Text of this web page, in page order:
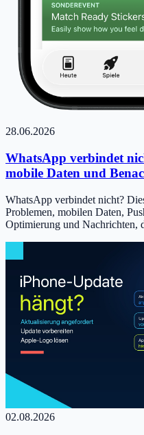
28.06.2026
WhatsApp verbindet
mobile Daten und
WhatsApp verbindet nicht?
Problemen, mobilen Daten,
Optimierung und Nachrichten,
02.08.2026